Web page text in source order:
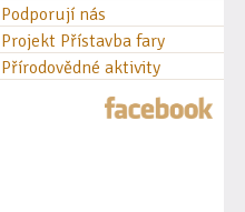
Podporují nás
Projekt Přístavba fary
Přírodovědné aktivity